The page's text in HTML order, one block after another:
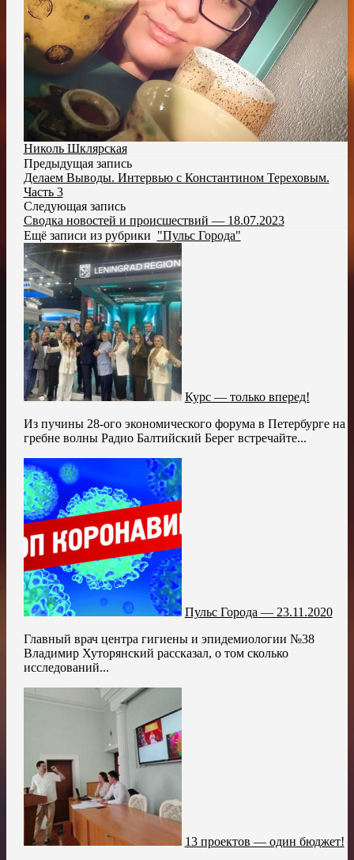
Николь Шклярская
Предыдущая запись
Делаем Выводы. Интервью с Константином Тереховым.
Часть 3
Следующая запись
Сводка новостей и происшествий — 18.07.2023
Ещё записи из рубрики "Пульс Города"
Курс — только вперед!
Из пучины 28-ого экономического форума в Петербурге на
гребне волны Радио Балтийский Берег встречайте...
Пульс Города — 23.11.2020
Главный врач центра гигиены и эпидемиологии №38
Владимир Хуторянский рассказал, о том сколько
исследований...
13 проектов — один бюджет!